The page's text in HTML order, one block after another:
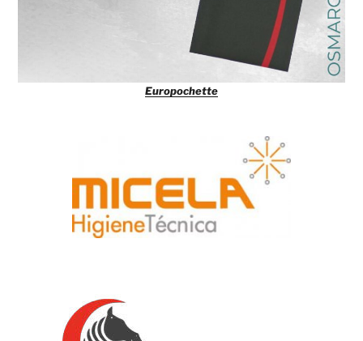
Europochette